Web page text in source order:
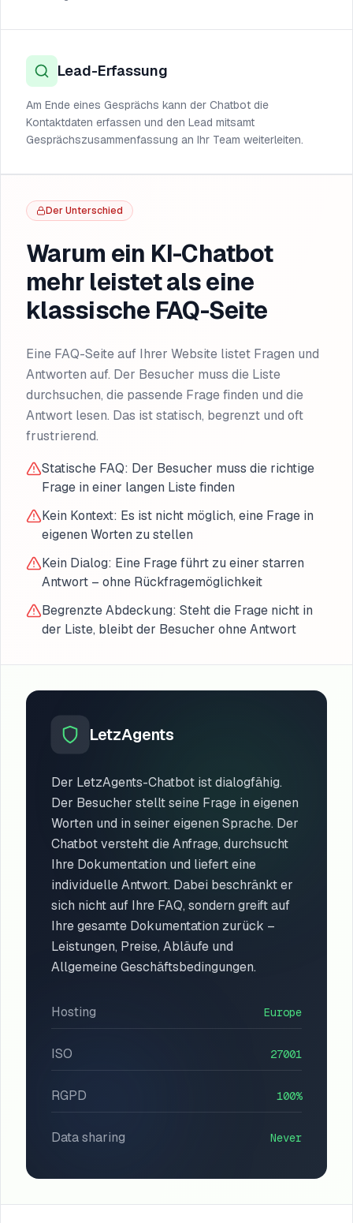
Lead-Erfassung
Am Ende eines Gesprächs kann der Chatbot die
Kontaktdaten erfassen und den Lead mitsamt
Gesprächszusammenfassung an Ihr Team weiterleiten.
Der Unterschied
Warum ein KI-Chatbot
mehr leistet als eine
klassische FAQ-Seite
Eine FAQ-Seite auf Ihrer Website listet Fragen und
Antworten auf. Der Besucher muss die Liste
durchsuchen, die passende Frage finden und die
Antwort lesen. Das ist statisch, begrenzt und oft
frustrierend.
Statische FAQ: Der Besucher muss die richtige
Frage in einer langen Liste finden
Kein Kontext: Es ist nicht möglich, eine Frage in
eigenen Worten zu stellen
Kein Dialog: Eine Frage führt zu einer starren
Antwort – ohne Rückfragemöglichkeit
Begrenzte Abdeckung: Steht die Frage nicht in
der Liste, bleibt der Besucher ohne Antwort
LetzAgents
Der LetzAgents-Chatbot ist dialogfähig.
Der Besucher stellt seine Frage in eigenen
Worten und in seiner eigenen Sprache. Der
Chatbot versteht die Anfrage, durchsucht
Ihre Dokumentation und liefert eine
individuelle Antwort. Dabei beschränkt er
sich nicht auf Ihre FAQ, sondern greift auf
Ihre gesamte Dokumentation zurück –
Leistungen, Preise, Abläufe und
Allgemeine Geschäftsbedingungen.
Hosting Europe
ISO 27001
RGPD 100%
Data sharing Never